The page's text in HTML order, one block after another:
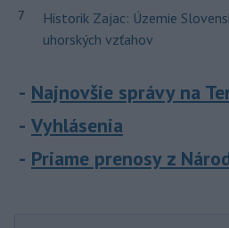
7
Historik Zajac: Územie
uhorských vzťahov
Najnovšie správy na
Vyhlásenia
Priame prenosy z